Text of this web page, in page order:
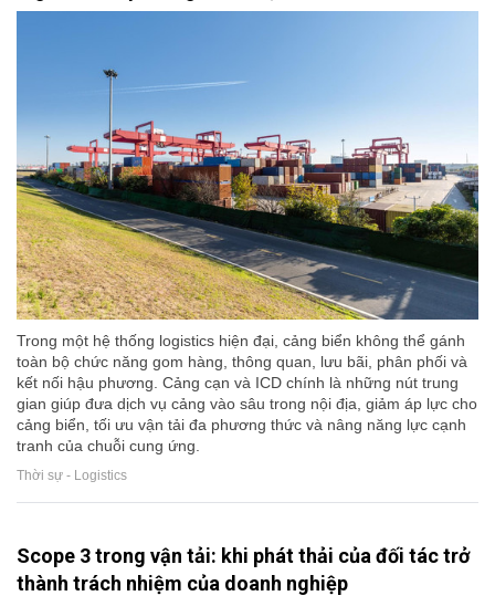
Trong một hệ thống logistics hiện đại, cảng biển không thể gánh
toàn bộ chức năng gom hàng, thông quan, lưu bãi, phân phối và
kết nối hậu phương. Cảng cạn và ICD chính là những nút trung
gian giúp đưa dịch vụ cảng vào sâu trong nội địa, giảm áp lực cho
cảng biển, tối ưu vận tải đa phương thức và nâng năng lực cạnh
tranh của chuỗi cung ứng.
Thời sự - Logistics
Scope 3 trong vận tải: khi phát thải của đối tác trở
thành trách nhiệm của doanh nghiệp